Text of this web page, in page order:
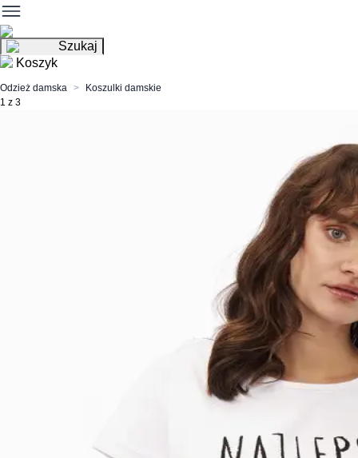
Szukaj
Koszyk
Odzież damska
Koszulki damskie
1 z 3